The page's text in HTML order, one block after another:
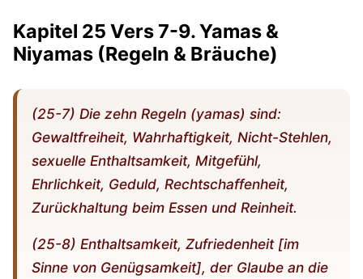
Kapitel 25 Vers 7-9. Yamas &
Niyamas (Regeln & Bräuche)
(25-7) Die zehn Regeln (yamas) sind:
Gewaltfreiheit, Wahrhaftigkeit, Nicht-Stehlen,
sexuelle Enthaltsamkeit, Mitgefühl,
Ehrlichkeit, Geduld, Rechtschaffenheit,
Zurückhaltung beim Essen und Reinheit.
(25-8) Enthaltsamkeit, Zufriedenheit [im
Sinne von Genügsamkeit], der Glaube an die